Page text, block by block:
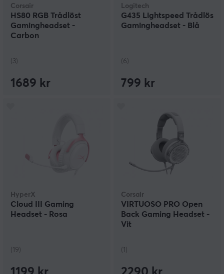
Corsair
HS80 RGB Trådlöst
Gamingheadset -
Carbon
(3)
1689 kr
Logitech
G435 Lightspeed Trådlös
Gamingheadset - Blå
(6)
799 kr
HyperX
Cloud III Gaming
Headset - Rosa
(19)
Corsair
VIRTUOSO PRO Open
Back Gaming Headset -
Vit
(1)